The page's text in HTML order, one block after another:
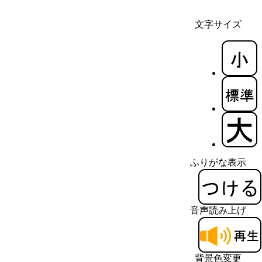
文字サイズ
ふりがな表示
音声読み上げ
背景色変更